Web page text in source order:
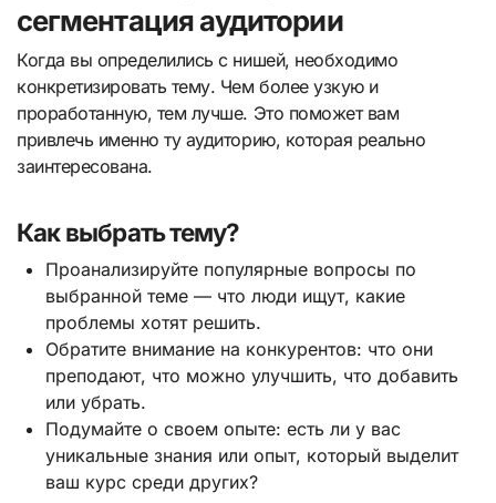
сегментация аудитории
Когда вы определились с нишей, необходимо
конкретизировать тему. Чем более узкую и
проработанную, тем лучше. Это поможет вам
привлечь именно ту аудиторию, которая реально
заинтересована.
Как выбрать тему?
Проанализируйте популярные вопросы по
выбранной теме — что люди ищут, какие
проблемы хотят решить.
Обратите внимание на конкурентов: что они
преподают, что можно улучшить, что добавить
или убрать.
Подумайте о своем опыте: есть ли у вас
уникальные знания или опыт, который выделит
ваш курс среди других?